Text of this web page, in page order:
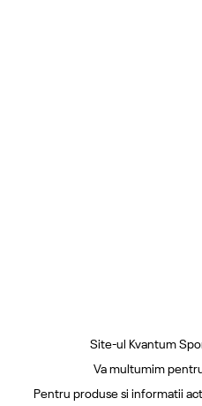
Site-ul Kvantum
Va multumim
Pentru produse si informatii